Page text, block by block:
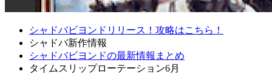
シャドバビヨンドリリース！攻略はこちら！
シャドバ新作情報
シャドバビヨンドの最新情報まとめ
タイムスリップローテーション6月